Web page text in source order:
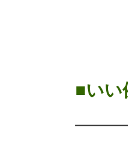
■いい
━━━━